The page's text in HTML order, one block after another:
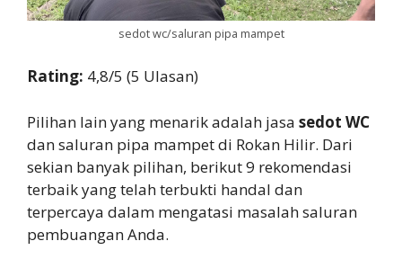
sedot wc/saluran pipa mampet
Rating: 4,8/5 (5 Ulasan)
Pilihan lain yang menarik adalah jasa sedot WC
dan saluran pipa mampet di Rokan Hilir. Dari
sekian banyak pilihan, berikut 9 rekomendasi
terbaik yang telah terbukti handal dan
terpercaya dalam mengatasi masalah saluran
pembuangan Anda.